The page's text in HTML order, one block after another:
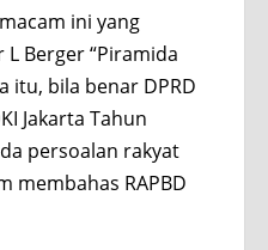
ini yang
Berger “Piramida
itu, bila benar DPRD
Jakarta Tahun
persoalan rakyat
membahas RAPBD